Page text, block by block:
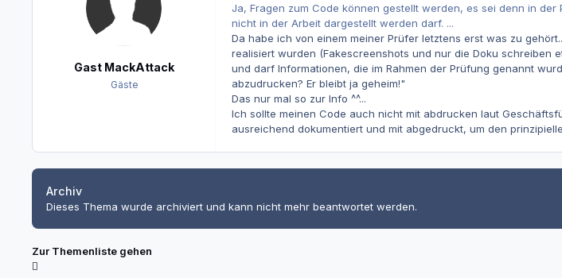
Gast MackAttack
Gäste
Ja, Fragen zum Code können gestellt werden, es sei denn in
nicht in der Arbeit dargestellt werden darf. ...
Da habe ich von einem meiner Prüfer letztens erst was zu
realisiert wurden (Fakescreenshots und nur die Doku schreiben
und darf Informationen, die im Rahmen der Prüfung genannt
abzudrucken? Er bleibt ja geheim!"
Das nur mal so zur Info ^^...
Ich sollte meinen Code auch nicht mit abdrucken laut
ausreichend dokumentiert und mit abgedruckt, um den
Archiv
Dieses Thema wurde archiviert und kann nicht mehr beantwortet werden.
Zur Themenliste gehen